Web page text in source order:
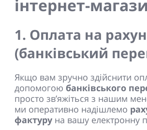
інтернет-
1. Оплата на
(банківський
Якщо вам зручно здійснити
допомогою банківського
просто зв’яжіться з нашим
ми оперативно надішлемо
фактуру на вашу електронну